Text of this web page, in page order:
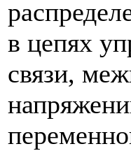
в цепях
связи,